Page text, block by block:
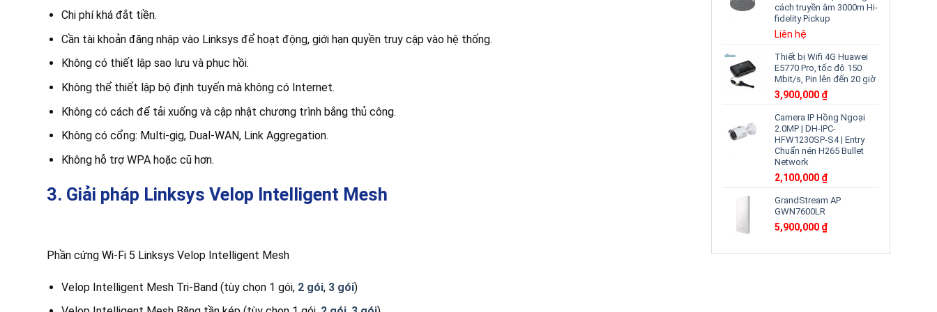
Chi phí khá đắt tiền.
Cần tài khoản đăng nhập vào Linksys để hoạt động, giới hạn quyền truy cập vào hệ thống.
Không có thiết lập sao lưu và phục hồi.
Không thể thiết lập bộ định tuyến mà không có Internet.
Không có cách để tải xuống và cập nhật chương trình bắng thủ công.
Không có cổng: Multi-gig, Dual-WAN, Link Aggregation.
Không hỗ trợ WPA hoặc cũ hơn.
3. Giải pháp Linksys Velop Intelligent Mesh
Phần cứng Wi-Fi 5 Linksys Velop Intelligent Mesh
Velop Intelligent Mesh Tri-Band (tùy chọn 1 gói, 2 gói, 3 gói)
cách truyền âm 3000m Hi-
fidelity Pickup
Liên hệ
Thiết bị Wifi 4G Huawei
E5770 Pro, tốc độ 150
Mbit/s, Pin lên đến 20 giờ
3,900,000 ₫
Camera IP Hồng Ngoại
2.0MP | DH-IPC-
HFW1230SP-S4 | Entry
Chuẩn nén H265 Bullet
Network
2,100,000 ₫
GrandStream AP
GWN7600LR
5,900,000 ₫